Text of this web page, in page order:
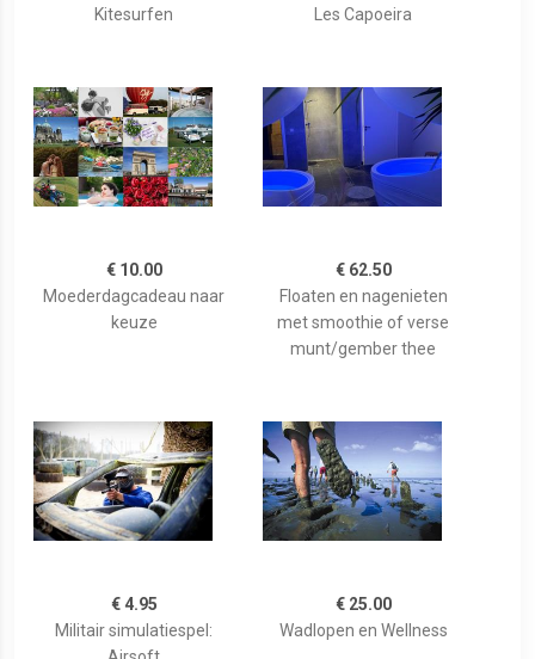
Kitesurfen
Les Capoeira
€ 10.00
Moederdagcadeau naar
keuze
€ 62.50
Floaten en nagenieten
met smoothie of verse
munt/gember thee
€ 4.95
Militair simulatiespel:
€ 25.00
Wadlopen en Wellness